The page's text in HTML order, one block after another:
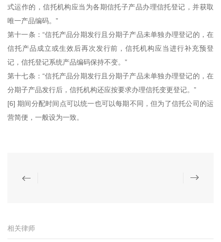
式运作的，信托机构应当为各期信托子产品办理信托登记，并获取
唯一产品编码。”
第十一条：“信托产品分期发行且分期子产品未单独办理登记的，在
信托产品成立或生效后再次发行前，信托机构应当进行补充预登
记，信托登记系统产品编码保持不变。”
第十七条：“信托产品分期发行且分期子产品未单独办理登记的，在
分期子产品发行后，信托机构还应按要求办理信托变更登记。”
[6] 期间分配时间点可以统一也可以每期不同，但为了信托公司的运
营简便，一般设为一致。
相关律师